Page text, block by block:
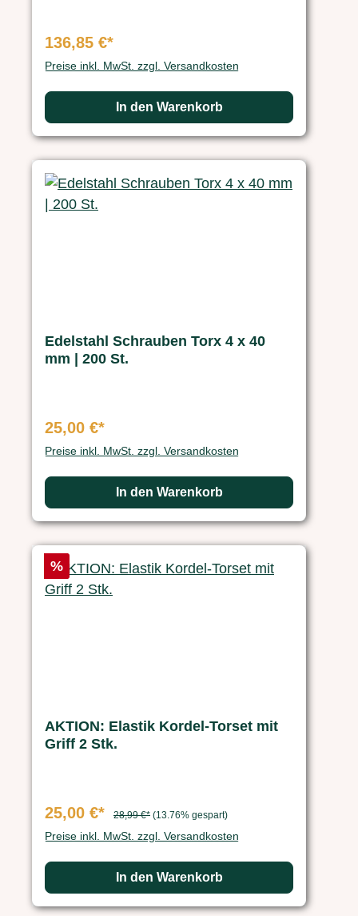
136,85 €*
Preise inkl. MwSt. zzgl. Versandkosten
In den Warenkorb
Edelstahl Schrauben Torx 4 x 40
mm | 200 St.
25,00 €*
Preise inkl. MwSt. zzgl. Versandkosten
In den Warenkorb
Rabatt
%
AKTION: Elastik Kordel-Torset mit
Griff 2 Stk.
25,00 €* 28,99 €* (13.76% gespart)
Preise inkl. MwSt. zzgl. Versandkosten
In den Warenkorb